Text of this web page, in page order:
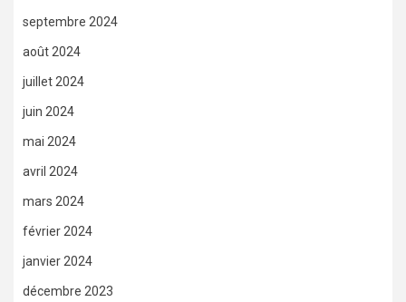
septembre 2024
août 2024
juillet 2024
juin 2024
mai 2024
avril 2024
mars 2024
février 2024
janvier 2024
décembre 2023